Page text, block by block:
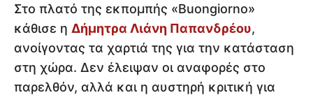
Στο πλατό της εκπομπής «Buongiorno»
κάθισε η Δήμητρα Λιάνη Παπανδρέου,
ανοίγοντας τα χαρτιά της για την κατάσταση
στη χώρα. Δεν έλειψαν οι αναφορές στο
παρελθόν, αλλά και η αυστηρή κριτική για